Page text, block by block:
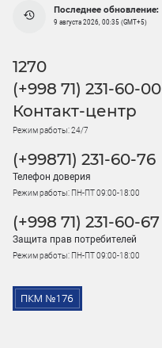
Последнее обновление:
9 августа 2026, 00:35 (GMT+5)
1270
(+998 71) 231-60-00
Контакт-центр
Режим работы: 24/7
(+99871) 231-60-76
Телефон доверия
Режим работы: ПН-ПТ 09:00-18:00
(+998 71) 231-60-67
Защита прав потребителей
Режим работы: ПН-ПТ 09:00-18:00